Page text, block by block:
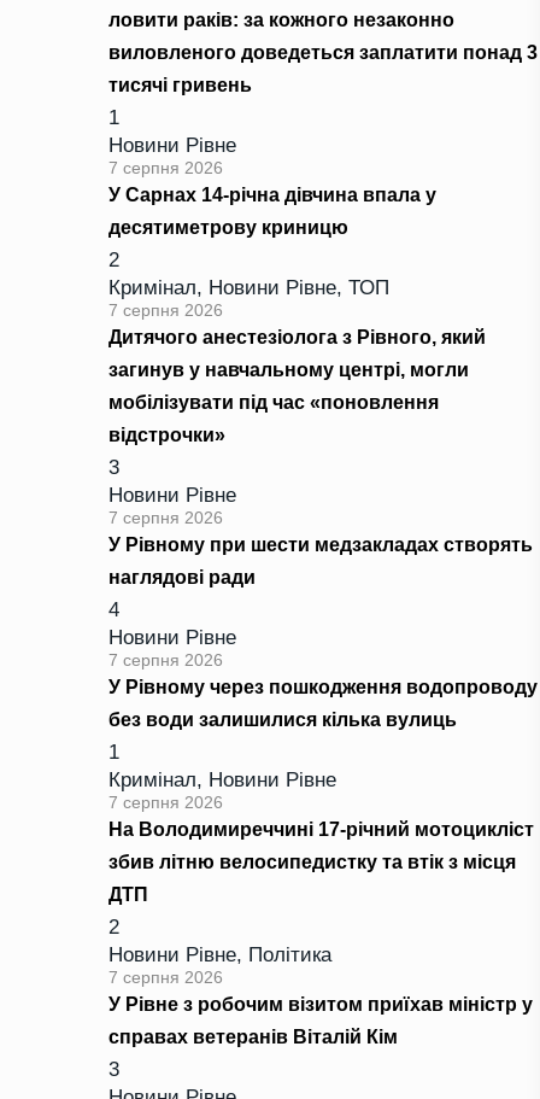
ловити раків: за кожного незаконно
виловленого доведеться заплатити понад 3
тисячі гривень
1
Новини Рівне
7 серпня 2026
У Сарнах 14-річна дівчина впала у
десятиметрову криницю
2
Кримінал, Новини Рівне, ТОП
7 серпня 2026
Дитячого анестезіолога з Рівного, який
загинув у навчальному центрі, могли
мобілізувати під час «поновлення
відстрочки»
3
Новини Рівне
7 серпня 2026
У Рівному при шести медзакладах створять
наглядові ради
4
Новини Рівне
7 серпня 2026
У Рівному через пошкодження водопроводу
без води залишилися кілька вулиць
1
Кримінал, Новини Рівне
7 серпня 2026
На Володимиреччині 17-річний мотоцикліст
збив літню велосипедистку та втік з місця
ДТП
2
Новини Рівне, Політика
7 серпня 2026
У Рівне з робочим візитом приїхав міністр у
справах ветеранів Віталій Кім
3